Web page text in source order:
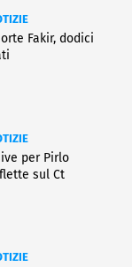
Fakir, dodici
per Pirlo
sul Ct